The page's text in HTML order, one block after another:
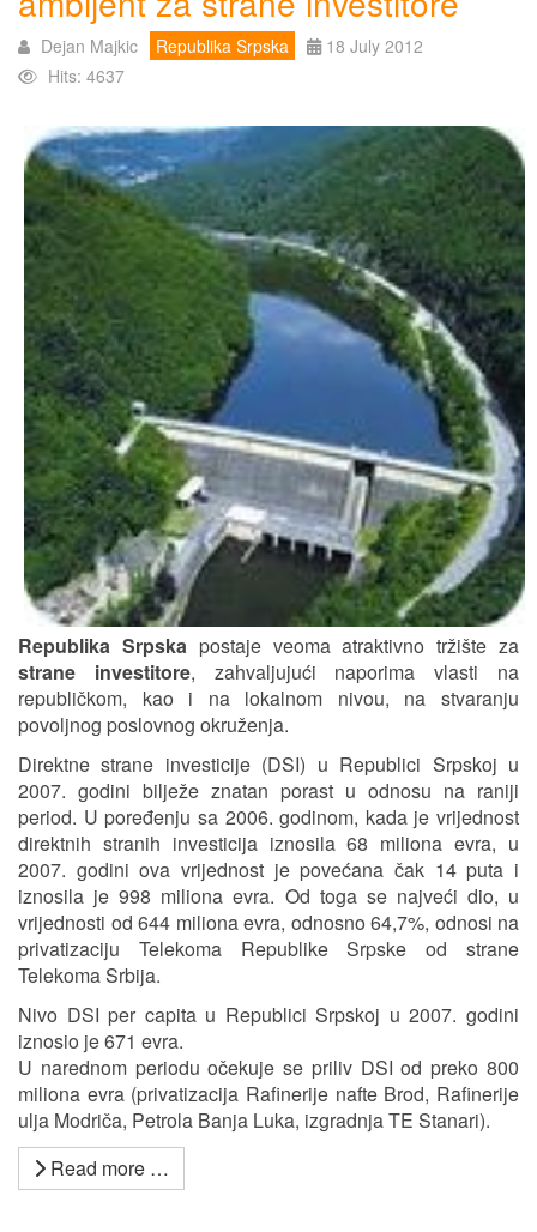
Dejan Majkic Republika Srpska
18 July 2012
Hits: 4637
Republika Srpskapostaje veoma atraktivno tržište za
strane investitore, zahvaljujući naporima vlasti na
republičkom, kao i na lokalnom nivou, na stvaranju
povoljnog poslovnog okruženja.
Direktne strane investicije (DSI) u Republici Srpskoj u
2007. godini bilježe znatan porast u odnosu na raniji
period. U poređenju sa 2006. godinom, kada je vrijednost
direktnih stranih investicija iznosila 68 miliona evra, u
2007. godini ova vrijednost je povećana čak 14 puta i
iznosila je 998 miliona evra. Od toga se najveći dio, u
vrijednosti od 644 miliona evra, odnosno 64,7%, odnosi na
privatizaciju Telekoma Republike Srpske od strane
Telekoma Srbija.
Nivo DSI per capita u Republici Srpskoj u 2007. godini
iznosio je 671 evra.
U narednom periodu očekuje se priliv DSI od preko 800
miliona evra (privatizacija Rafinerije nafte Brod, Rafinerije
ulja Modriča, Petrola Banja Luka, izgradnja TE Stanari).
Read more …